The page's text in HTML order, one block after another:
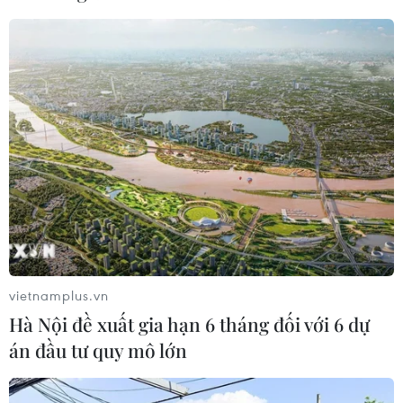
Doanh thu AI của Microsoft phụ
06/08/2026 06:31
Xem thêm
CƠ QUAN CHỦ QUẢN: THÔNG TẤN XÃ VIỆT NAM
Tổng Biên tập: TRẦN TIẾN DUẨN
Phó Tổng Biên tập: NGUYỄN THỊ TÁM, KHÚC THANH
THỦY
vietnamplus.vn
Hà Nội đề xuất gia hạn 6 tháng đối với 6 dự
án đầu tư quy mô lớn